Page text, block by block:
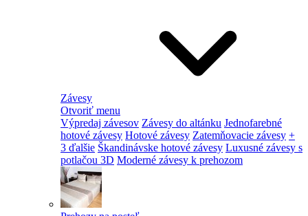
Závesy
Otvoriť menu
Výpredaj závesov Závesy do altánku Jednofarebné
hotové závesy Hotové závesy Zatemňovacie závesy +
3 ďalšie Škandinávske hotové závesy Luxusné závesy s
potlačou 3D Moderné závesy k prehozom